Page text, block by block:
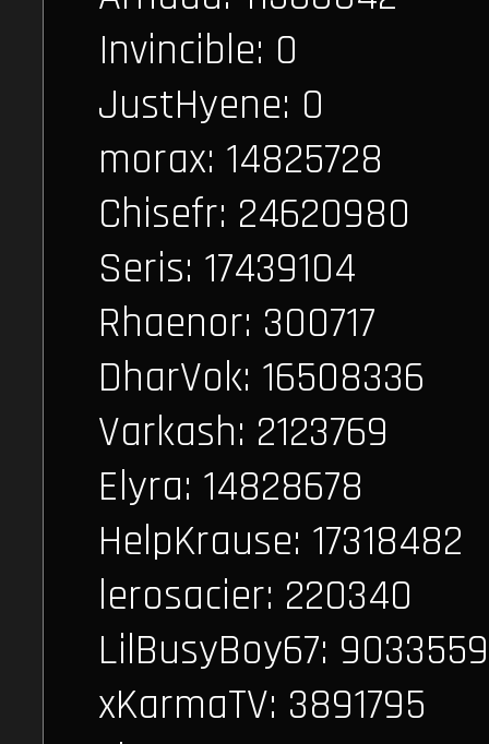
Invincible: 0
JustHyene: 0
morax: 14825728
Chisefr: 24620980
Seris: 17439104
Rhaenor: 300717
DharVok: 16508336
Varkash: 2123769
Elyra: 14828678
HelpKrause: 17318482
lerosacier: 220340
LilBusyBoy67: 9033559
xKarmaTV: 3891795